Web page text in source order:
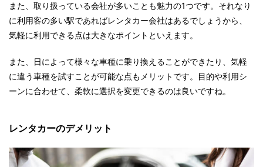
また、取り扱っている会社が多いことも魅力の1つです。それなり
に利用客の多い駅であればレンタカー会社はあるでしょうから、
気軽に利用できる点は大きなポイントといえます。
また、日によって様々な車種に乗り換えることができたり、気軽
に違う車種を試すことが可能な点もメリットです。目的や利用シ
ーンに合わせて、柔軟に選択を変更できるのは良いですね。
レンタカーのデメリット